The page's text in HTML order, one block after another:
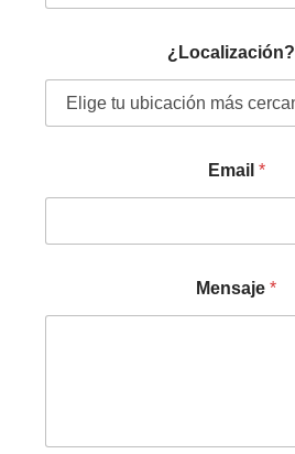
¿Localización?
Email *
Mensaje*